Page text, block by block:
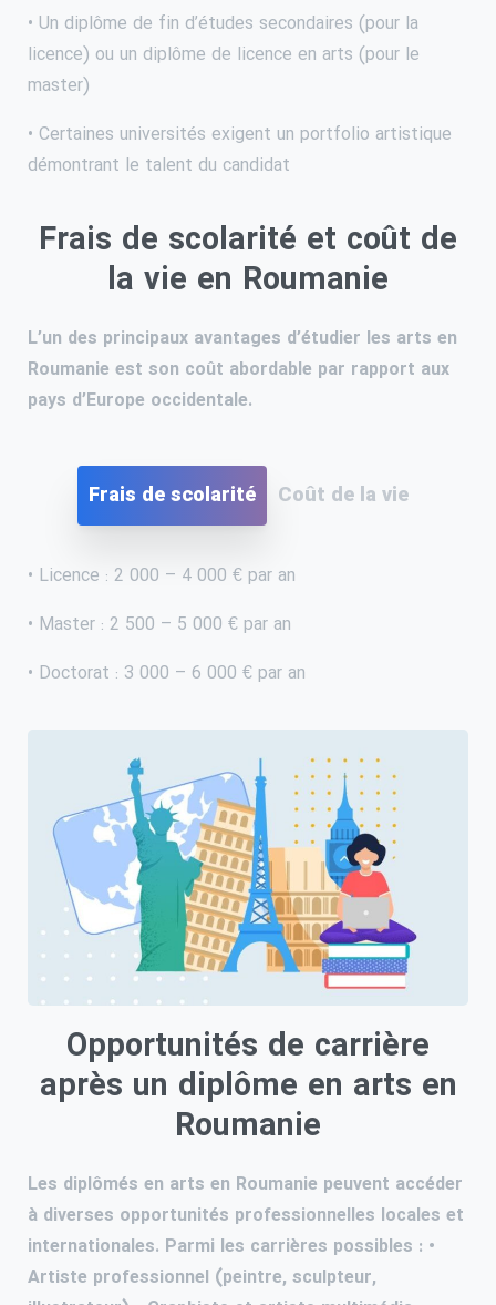
• Un diplôme de fin d’études secondaires (pour la
licence) ou un diplôme de licence en arts (pour le
master)
• Certaines universités exigent un portfolio artistique
démontrant le talent du candidat
Frais de scolarité et coût de
la vie en Roumanie
L’un des principaux avantages d’étudier les arts en
Roumanie est son coût abordable par rapport aux
pays d’Europe occidentale.
Frais de scolarité Coût de la vie
• Licence : 2 000 – 4 000 € par an
• Master : 2 500 – 5 000 € par an
• Doctorat : 3 000 – 6 000 € par an
Opportunités de carrière
après un diplôme en arts en
Roumanie
Les diplômés en arts en Roumanie peuvent accéder
à diverses opportunités professionnelles locales et
internationales. Parmi les carrières possibles : •
Artiste professionnel (peintre, sculpteur,